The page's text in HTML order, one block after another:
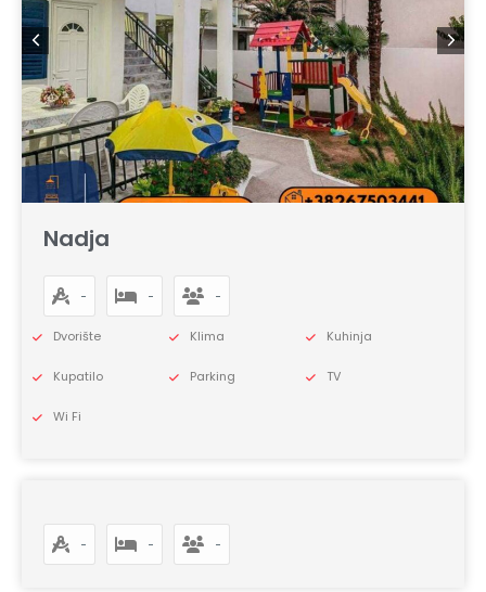
Nadja
- - -
Dvorište Klima Kuhinja
Kupatilo Parking TV
Wi Fi
- - -